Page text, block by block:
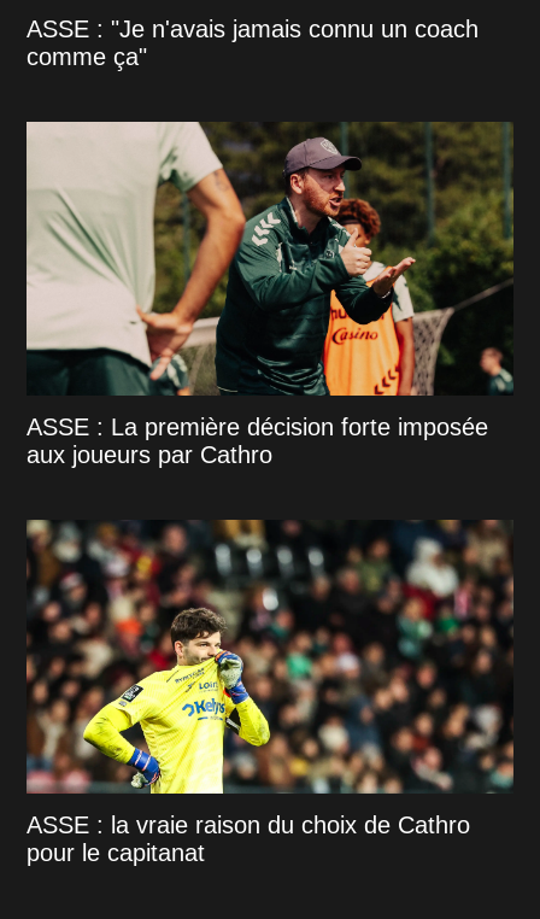
ASSE : "Je n'avais jamais connu un coach
comme ça"
ASSE : La première décision forte imposée
aux joueurs par Cathro
ASSE : la vraie raison du choix de Cathro
pour le capitanat